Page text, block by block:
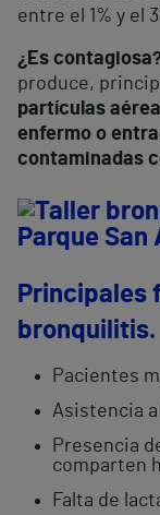
entre el 1% y el
¿Es
produce,
partículas
enfermo o
contaminadas
Principales
bronquilitis.
Pacientes
Asistencia
Presencia
comparten
Falta de